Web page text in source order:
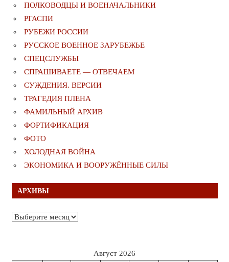
ПОЛКОВОДЦЫ И ВОЕНАЧАЛЬНИКИ
РГАСПИ
РУБЕЖИ РОССИИ
РУССКОЕ ВОЕННОЕ ЗАРУБЕЖЬЕ
СПЕЦСЛУЖБЫ
СПРАШИВАЕТЕ — ОТВЕЧАЕМ
СУЖДЕНИЯ. ВЕРСИИ
ТРАГЕДИЯ ПЛЕНА
ФАМИЛЬНЫЙ АРХИВ
ФОРТИФИКАЦИЯ
ФОТО
ХОЛОДНАЯ ВОЙНА
ЭКОНОМИКА И ВООРУЖЁННЫЕ СИЛЫ
АРХИВЫ
Архивы
Август 2026